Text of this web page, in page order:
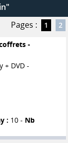
Pages :
1 2
-
+ DVD -
: 10 - Nb